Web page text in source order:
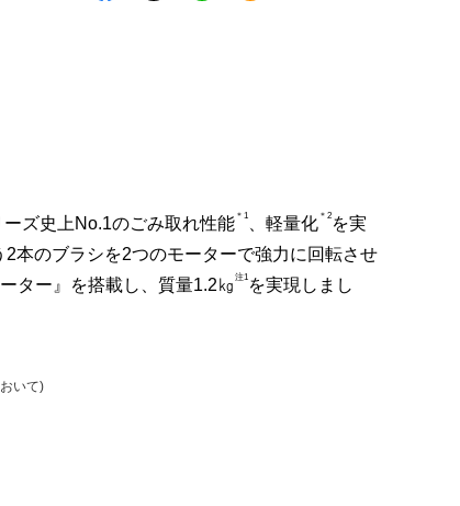
ズ史上No.1のごみ取れ性能 ＊1 、軽量化 ＊2 を実
本のブラシを2つのモーターで強力に回転させ
ター』を搭載し、質量1.2㎏ 注1 を実現しまし
いて)